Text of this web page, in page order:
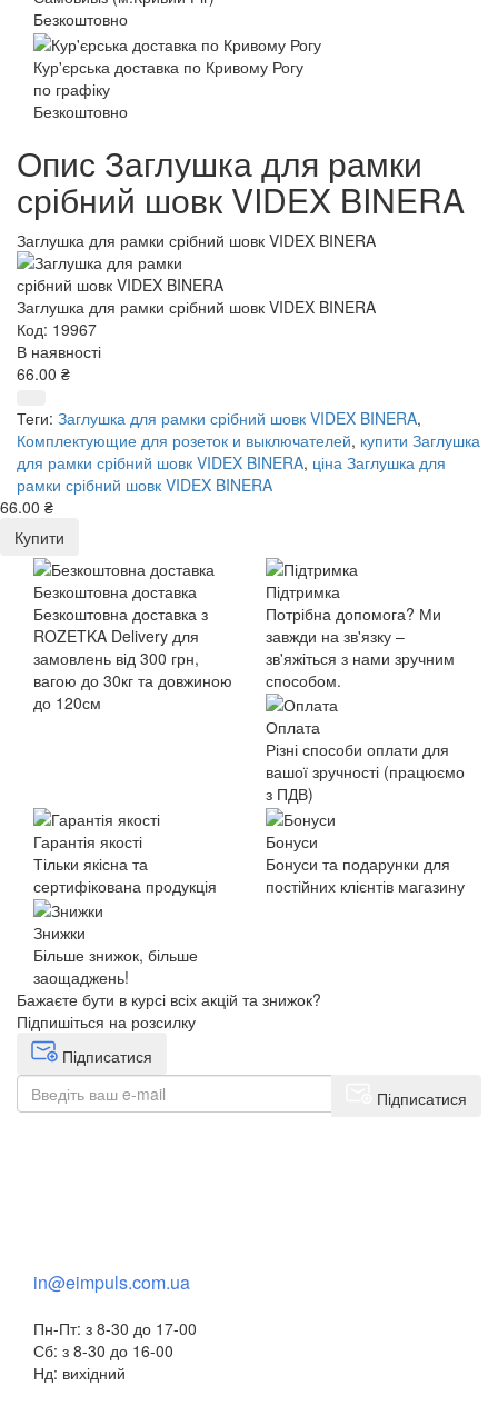
Безкоштовно
Кур'єрська доставка по Кривому Рогу
по графіку
Безкоштовно
Опис Заглушка для рамки
срібний шовк VIDEX BINERA
Заглушка для рамки срібний шовк VIDEX BINERA
Заглушка для рамки срібний шовк VIDEX BINERA
Код: 19967
В наявності
66.00 ₴
Теги: Заглушка для рамки срібний шовк VIDEX BINERA,
Комплектующие для розеток и выключателей, купити Заглушка
для рамки срібний шовк VIDEX BINERA, ціна Заглушка для
рамки срібний шовк VIDEX BINERA
66.00 ₴
Купити
Безкоштовна доставка
Безкоштовна доставка з
ROZETKA Delivery для
замовлень від 300 грн,
вагою до 30кг та довжиною
до 120см
Підтримка
Потрібна допомога? Ми
завжди на зв'язку –
зв'яжіться з нами зручним
способом.
Оплата
Різні способи оплати для
вашої зручності (працюємо
з ПДВ)
Гарантія якості
Тільки якісна та
сертифікована продукція
Бонуси
Бонуси та подарунки для
постійних клієнтів магазину
Знижки
Більше знижок, більше
заощаджень!
Бажаєте бути в курсі всіх акцій та знижок?
Підпишіться на розсилку
Підписатися
Підписатися
in@eimpuls.com.ua
Пн-Пт: з 8-30 до 17-00
Сб: з 8-30 до 16-00
Нд: вихідний